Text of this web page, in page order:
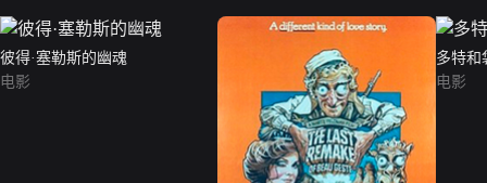
彼得·塞勒斯的幽魂
电影
多特和
电影